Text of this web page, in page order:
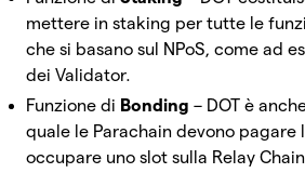
mettere in staking per tutte le
che si basano sul NPoS, come ad
dei Validator.
Funzione di Bonding – DOT è
quale le Parachain devono pagare
occupare uno slot sulla Relay